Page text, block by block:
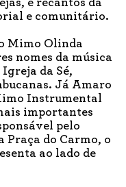
e recantos da
e comunitário.
Mimo Olinda
nomes da música
da Sé,
Já Amaro
Instrumental
importantes
pelo
do Carmo, o
ao lado de